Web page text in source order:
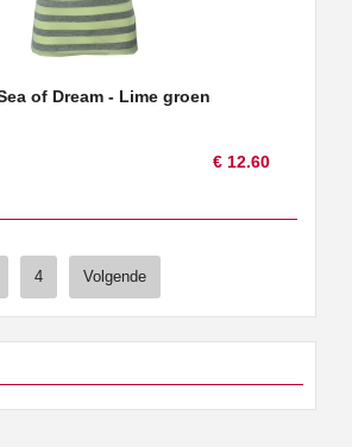
of Dream - Lime groen
€ 12.60
4 Volgende